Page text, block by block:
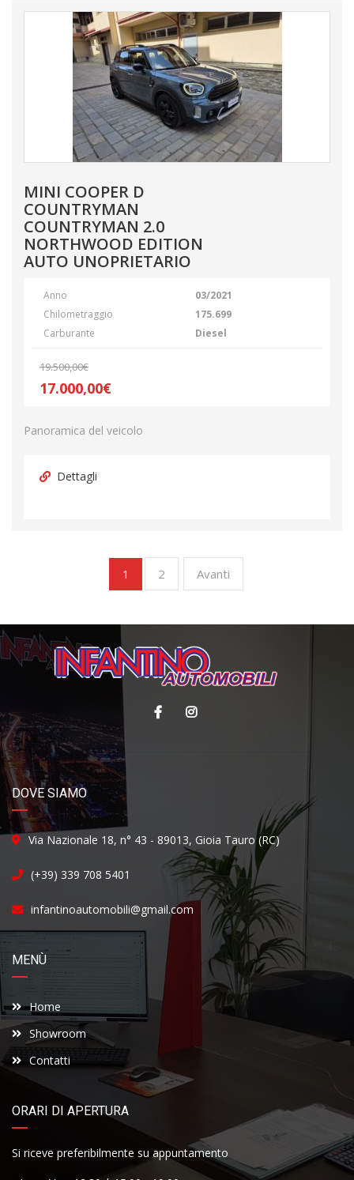
MINI COOPER D
COUNTRYMAN
COUNTRYMAN 2.0
NORTHWOOD EDITION
AUTO UNOPRIETARIO
Anno
03/2021
Chilometraggio
175.699
Carburante
Diesel
19.500,00€
17.000,00€
Panoramica del veicolo
Dettagli
1 2 Avanti
DOVE SIAMO
Via Nazionale 18, n° 43 - 89013, Gioia Tauro (RC)
(+39) 339 708 5401
infantinoautomobili@gmail.com
MENÙ
Home
Showroom
Contatti
ORARI DI APERTURA
Si riceve preferibilmente su appuntamento